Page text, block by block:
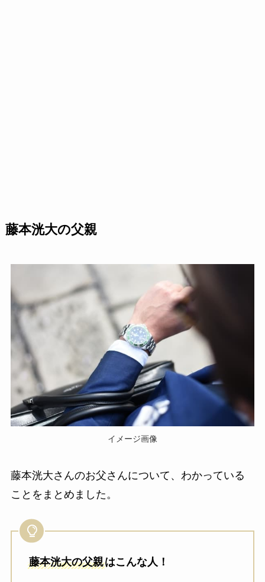
藤本洸大の父親
イメージ画像
藤本洸大さんのお父さんについて、わかっている
ことをまとめました。
藤本洸大の父親はこんな人！